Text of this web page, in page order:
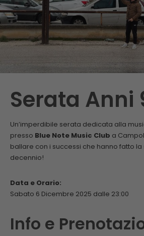
Serata Anni
Un’imperdibile serata dedicata alla
presso Blue Note Music Club a
ballare con i successi che hanno fatto la
decennio!
Data e Orario:
Sabato 6 Dicembre 2025 dalle 23:00
Info e